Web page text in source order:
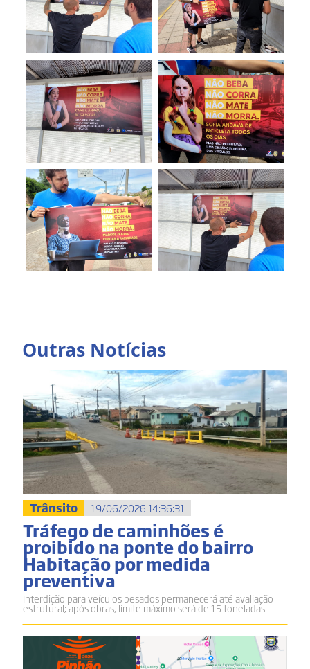
Outras Notícias
Trânsito 19/06/2026 14:36:31
Tráfego de caminhões é
proibido na ponte do bairro
Habitação por medida
preventiva
Interdição para veículos pesados permanecerá até avaliação
estrutural; após obras, limite máximo será de 15 toneladas